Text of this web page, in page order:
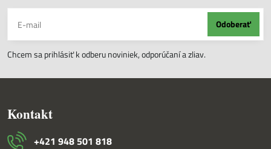
Odoberať
Chcem sa prihlásiť k odberu noviniek, odporúčaní a zliav.
Kontakt
+421 948 501 818